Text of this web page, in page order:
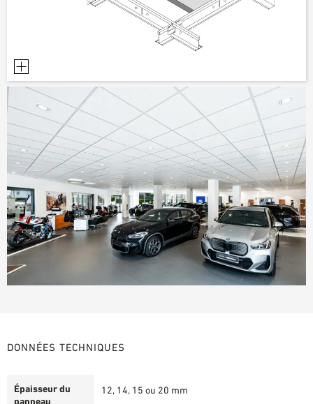
DOCUMENTS D’AIDE À LA PLANIFICATION
COMMANDE D’ÉCHANTILLONS
DONNÉES TECHNIQUES
Épaisseur du
panneau
12, 14, 15 ou 20 mm